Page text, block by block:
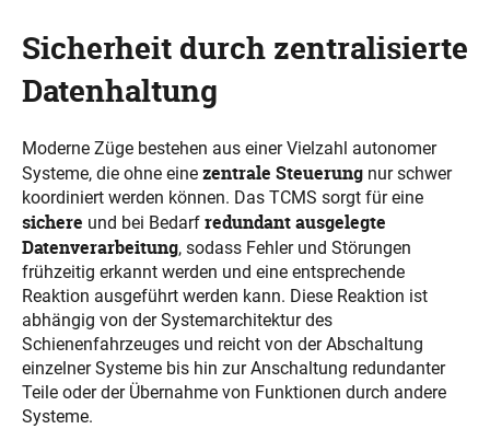
Sicherheit durch zentralisierte
Datenhaltung
Moderne Züge bestehen aus einer Vielzahl autonomer
Systeme, die ohne eine zentrale Steuerung nur schwer
koordiniert werden können. Das TCMS sorgt für eine
sichere und bei Bedarf redundant ausgelegte
Datenverarbeitung, sodass Fehler und Störungen
frühzeitig erkannt werden und eine entsprechende
Reaktion ausgeführt werden kann. Diese Reaktion ist
abhängig von der Systemarchitektur des
Schienenfahrzeuges und reicht von der Abschaltung
einzelner Systeme bis hin zur Anschaltung redundanter
Teile oder der Übernahme von Funktionen durch andere
Systeme.